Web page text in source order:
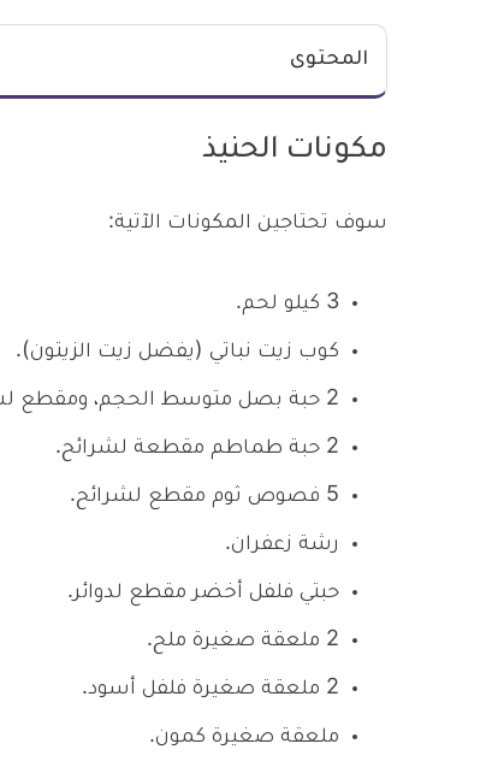
المحتوى
مكونات الحنيذ
سوف تحتاجين المكونات الآتية:
3 كيلو لحم.
كوب زيت نباتي (يفضل زيت الزيتون).
2 حبة بصل متوسط الحجم، ومقطع لشرائح.
2 حبة طماطم مقطعة لشرائح.
5 فصوص ثوم مقطع لشرائح.
رشة زعفران.
حبتي فلفل أخضر مقطع لدوائر.
2 ملعقة صغيرة ملح.
2 ملعقة صغيرة فلفل أسود.
ملعقة صغيرة كمون.